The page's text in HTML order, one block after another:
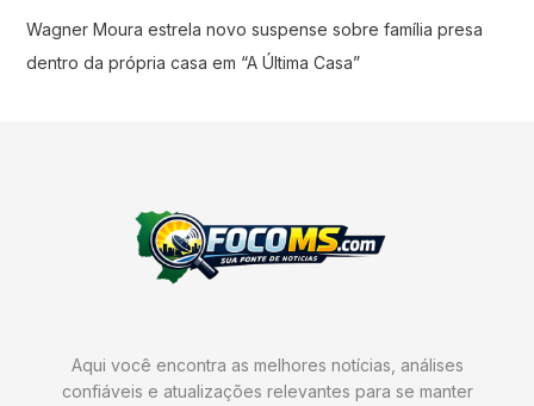
Wagner Moura estrela novo suspense sobre família presa
dentro da própria casa em “A Última Casa”
Aqui você encontra as melhores notícias, análises
confiáveis e atualizações relevantes para se manter